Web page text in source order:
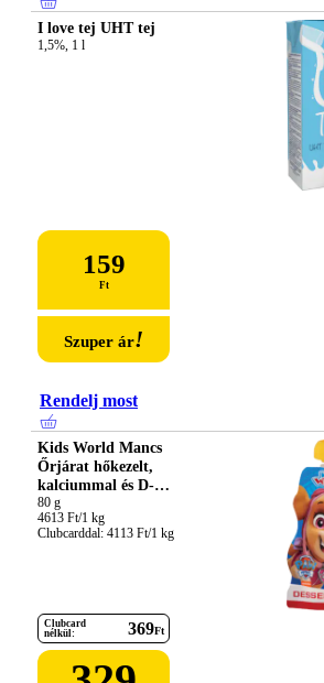
I love tej UHT tej
1,5%, 1 l
159
Ft
Szuper ár!
Rendelj most
Kids World Mancs
Őrjárat hőkezelt,
kalciummal és D-
vitaminnal dúsított
vaníliás túrós desszert
80 g
4613 Ft/1 kg
Clubcarddal: 4113 Ft/1 kg
Clubcard
nélkül:
369Ft